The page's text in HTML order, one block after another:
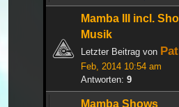
Mamba III incl.
Musik
Letzter Beitrag von
Feb, 2014 10:54 am
Antworten: 9
Mamba Shows